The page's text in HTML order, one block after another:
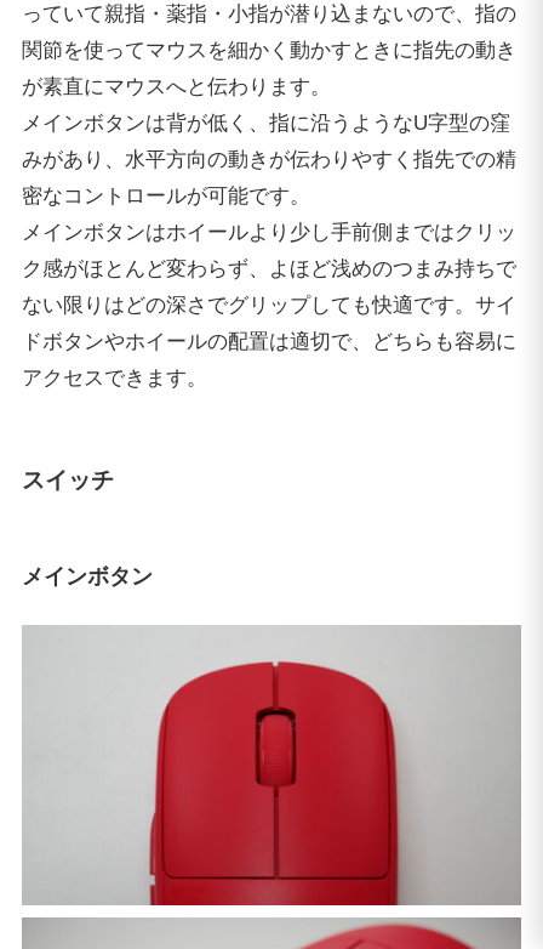
っていて親指・薬指・小指が潜り込まないので、指の
関節を使ってマウスを細かく動かすときに指先の動き
が素直にマウスへと伝わります。
メインボタンは背が低く、指に沿うようなU字型の窪
みがあり、水平方向の動きが伝わりやすく指先での精
密なコントロールが可能です。
メインボタンはホイールより少し手前側まではクリッ
ク感がほとんど変わらず、よほど浅めのつまみ持ちで
ない限りはどの深さでグリップしても快適です。サイ
ドボタンやホイールの配置は適切で、どちらも容易に
アクセスできます。
スイッチ
メインボタン